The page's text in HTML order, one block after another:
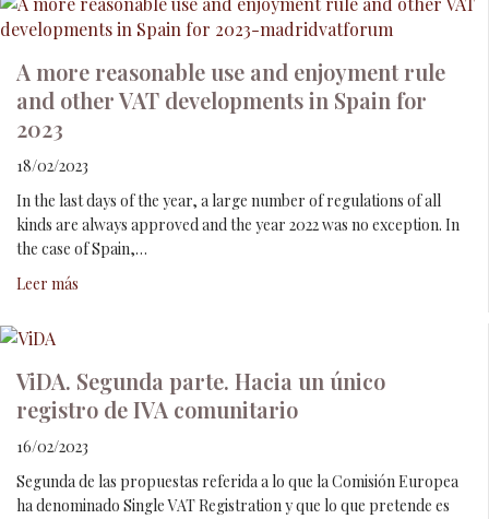
A more reasonable use and enjoyment rule
and other VAT developments in Spain for
2023
18/02/2023
In the last days of the year, a large number of regulations of all
kinds are always approved and the year 2022 was no exception. In
the case of Spain,…
Leer más
ViDA. Segunda parte. Hacia un único
registro de IVA comunitario
16/02/2023
Segunda de las propuestas referida a lo que la Comisión Europea
ha denominado Single VAT Registration y que lo que pretende es